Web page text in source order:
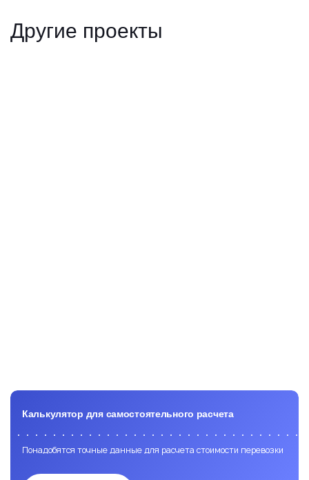
Другие проекты
Калькулятор для самостоятельного расчета
Понадобятся точные данные для расчета стоимости перевозки